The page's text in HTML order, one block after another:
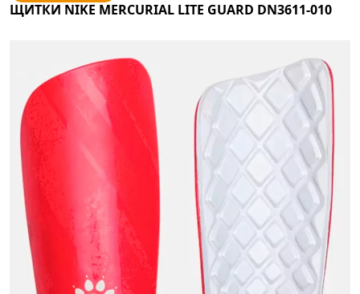
ЩИТКИ NIKE MERCURIAL LITE GUARD DN3611-010